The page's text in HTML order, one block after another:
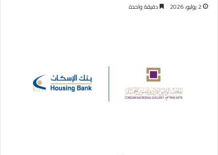
2 يوليو، 2026 دقيقة واحدة